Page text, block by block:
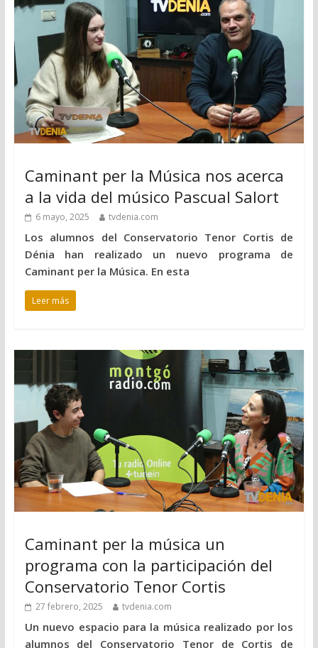
Caminant per la Música nos acerca
a la vida del músico Pascual Salort
6 mayo, 2025 tvdenia.com
Los alumnos del Conservatorio Tenor Cortis de
Dénia han realizado un nuevo programa de
Caminant per la Música. En esta
Leer más
Caminant per la música un
programa con la participación del
Conservatorio Tenor Cortis
27 febrero, 2025 tvdenia.com
Un nuevo espacio para la música realizado por los
alumnos del Conservatorio Tenor de Cortis de